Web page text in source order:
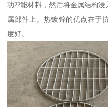
功??能材料，然后将金属结构
属部件上。热镀锌的优点在于
度好。